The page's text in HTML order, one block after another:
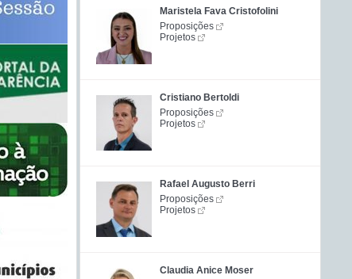
Maristela Fava Cristofolini
Proposições
Projetos
Cristiano Bertoldi
Proposições
Projetos
Rafael Augusto Berri
Proposições
Projetos
Claudia Anice Moser